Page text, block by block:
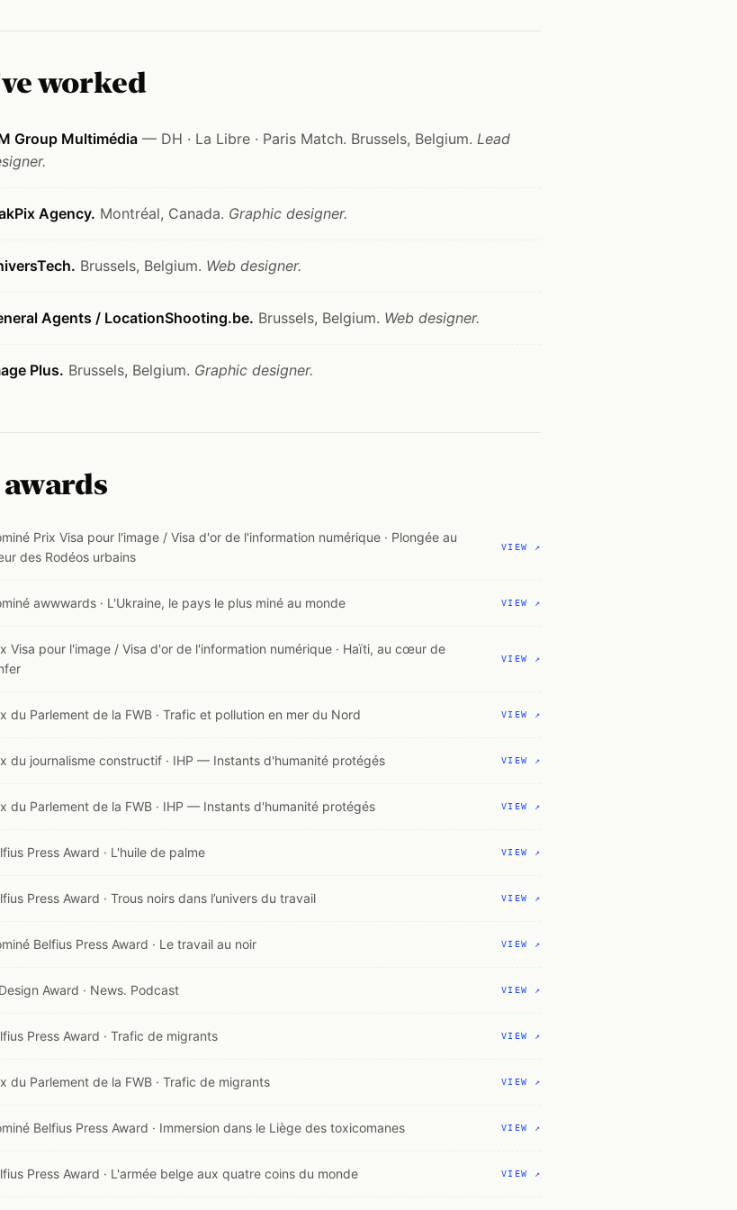
worked
Group Multimédia— DH · La Libre · Paris Match. Brussels, Belgium. Lead
Agency. Montréal, Canada. Graphic designer.
Brussels, Belgium. Web designer.
Agents / LocationShooting.be. Brussels, Belgium. Web designer.
Plus. Brussels, Belgium. Graphic designer.
awards
Prix Visa pour l'image / Visa d'or de l'information numérique · Plongée au
des Rodéos urbains
VIEW ↗
awwwards · L'Ukraine, le pays le plus miné au monde VIEW ↗
Visa pour l'image / Visa d'or de l'information numérique · Haïti, au cœur de
VIEW ↗
du Parlement de la FWB · Trafic et pollution en mer du Nord VIEW ↗
du journalisme constructif · IHP — Instants d'humanité protégés VIEW ↗
du Parlement de la FWB · IHP — Instants d'humanité protégés VIEW ↗
Press Award · L'huile de palme VIEW ↗
Press Award · Trous noirs dans l’univers du travail VIEW ↗
Belfius Press Award · Le travail au noir VIEW ↗
Award · News. Podcast VIEW ↗
Press Award · Trafic de migrants VIEW ↗
du Parlement de la FWB · Trafic de migrants VIEW ↗
Belfius Press Award · Immersion dans le Liège des toxicomanes VIEW ↗
Press Award · L'armée belge aux quatre coins du monde VIEW ↗